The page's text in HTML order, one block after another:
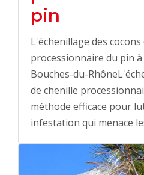
pin
L'échenillage des cocons
processionnaire du pin
Bouches-du-
de chenille
méthode efficace pour
infestation qui menace